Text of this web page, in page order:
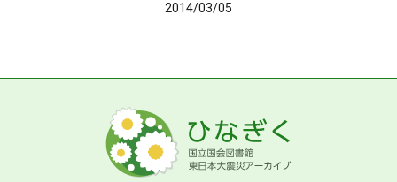
2014/03/05